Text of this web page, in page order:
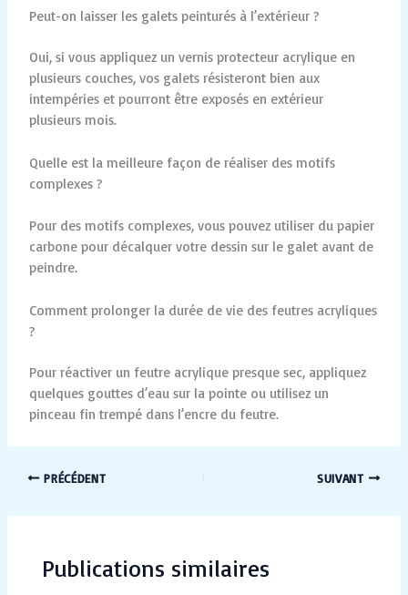
Peut-on laisser les galets peinturés à l’extérieur ?
Oui, si vous appliquez un vernis protecteur acrylique en
plusieurs couches, vos galets résisteront bien aux
intempéries et pourront être exposés en extérieur
plusieurs mois.
Quelle est la meilleure façon de réaliser des motifs
complexes ?
Pour des motifs complexes, vous pouvez utiliser du papier
carbone pour décalquer votre dessin sur le galet avant de
peindre.
Comment prolonger la durée de vie des feutres acryliques
?
Pour réactiver un feutre acrylique presque sec, appliquez
quelques gouttes d’eau sur la pointe ou utilisez un
pinceau fin trempé dans l’encre du feutre.
PRÉCÉDENT SUIVANT
Publications similaires